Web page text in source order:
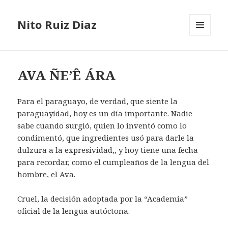
Nito Ruiz Diaz
AVA ÑE’Ê ÁRA
Para el paraguayo, de verdad, que siente la
paraguayidad, hoy es un día importante. Nadie
sabe cuando surgió, quien lo inventó como lo
condimentó, que ingredientes usó para darle la
dulzura a la expresividad,, y hoy tiene una fecha
para recordar, como el cumpleaños de la lengua del
hombre, el Ava.
Cruel, la decisión adoptada por la “Academia”
oficial de la lengua autóctona.